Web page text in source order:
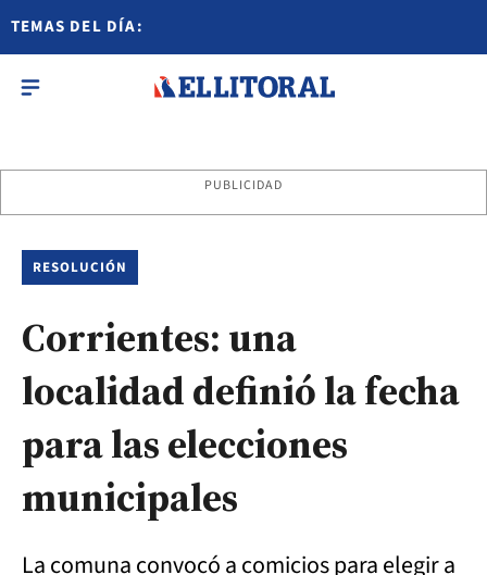
TEMAS DEL DÍA:
PUBLICIDAD
RESOLUCIÓN
Corrientes: una
localidad definió la fecha
para las elecciones
municipales
La comuna convocó a comicios para elegir a